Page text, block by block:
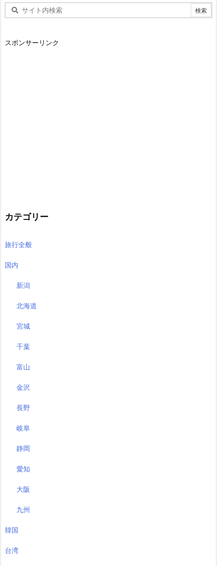
スポンサーリンク
カテゴリー
旅行全般
国内
新潟
北海道
宮城
千葉
富山
金沢
長野
岐阜
静岡
愛知
大阪
九州
韓国
台湾